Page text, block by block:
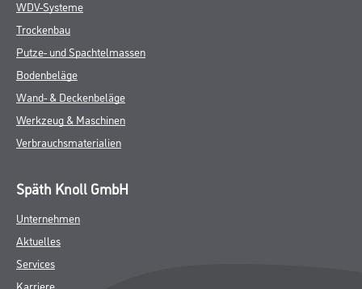
WDV-Systeme
Trockenbau
Putze- und Spachtelmassen
Bodenbeläge
Wand- & Deckenbeläge
Werkzeug & Maschinen
Verbrauchsmaterialien
Späth Knoll GmbH
Unternehmen
Aktuelles
Services
Karriere